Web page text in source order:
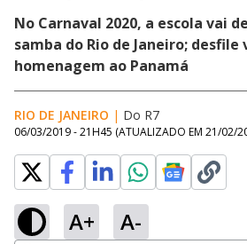
No Carnaval 2020, a escola vai
samba do Rio de Janeiro;
homenagem ao Panamá
RIO DE JANEIRO | Do R7
06/03/2019 - 21H45 (ATUALIZADO EM 21/02/
A+ A-